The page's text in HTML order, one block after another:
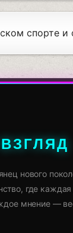
спорте и
нового
где каждая
мнение —